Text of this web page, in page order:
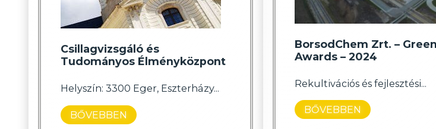
Csillagvizsgáló és
Tudományos Élményközpont
Helyszín: 3300 Eger, Eszterházy...
BŐVEBBEN
BorsodChem Zrt. – Green
Awards – 2024
Rekultivációs és fejlesztési...
BŐVEBBEN